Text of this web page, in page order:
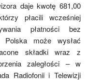
daje kwotę 681,00
płacili wcześniej
płatności bez
Polska może wysłać
składki wraz z
zaległości – w
Radiofonii i Telewizji